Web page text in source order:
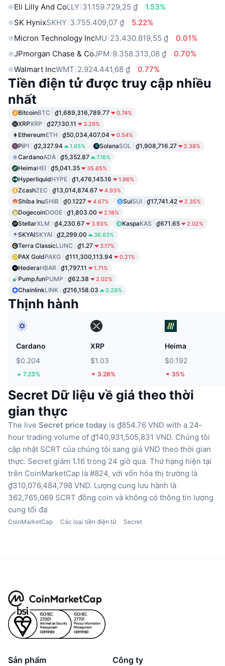
Eli Lilly And CoLLY 31.159.729,25 ₫
1.53%
SK HynixSKHY 3.755.409,07 ₫
5.22%
Micron Technology IncMU 23.430.819,55 ₫
0.01%
JPmorgan Chase & CoJPM 9.358.313,08 ₫
0.70%
Walmart IncWMT 2.924.441,68 ₫ 0.77%
Tiền điện tử được truy cập nhiều
nhất
BitcoinBTC ₫1,689,316,789.77 0.74%
XRPXRP ₫27,130.11 3.29%
EthereumETH ₫50,034,407.04 0.54%
PiPI ₫2,327.94 1.65% SolanaSOL ₫1,908,716.27 2.38%
CardanoADA ₫5,352.87 7.16%
HeimaHEI ₫5,041.35 35.65%
HyperliquidHYPE ₫1,476,145.16 1.96%
ZcashZEC ₫13,014,874.67 4.93%
Shiba InuSHIB ₫0.1227 4.67% SuiSUI ₫17,741.42 2.35%
DogecoinDOGE ₫1,803.00 2.18%
StellarXLM ₫4,230.67 3.93% KaspaKAS ₫671.65 2.02%
SKYAISKYAI ₫2,299.00 36.63%
Terra ClassicLUNC ₫1.27 3.17%
PAX GoldPAXG ₫111,300,113.94 0.21%
HederaHBAR ₫1,797.11 1.71%
Pump.funPUMP ₫62.38 2.02%
ChainlinkLINK ₫216,158.03 0.28%
Thịnh hành
Cardano
$0.204
7.23%
XRP
$1.03
3.28%
Heima
$0.192
35%
Secret Dữ liệu về giá theo thời
gian thực
The live Secret price today is ₫854.76 VND with a 24-
hour trading volume of ₫140,931,505,831 VND. Chúng tôi
cập nhật SCRT của chúng tôi sang giá VND theo thời gian
thực. Secret giảm 1.16 trong 24 giờ qua. Thứ hạng hiện tại
trên CoinMarketCap là #824, với vốn hóa thị trường là
₫310,076,484,798 VND. Lượng cung lưu hành là
362,765,069 SCRT đồng coin và không có thông tin lượng
cung tối đa
CoinMarketCap Các loại tiền điện tử Secret
Sản phẩm Công ty